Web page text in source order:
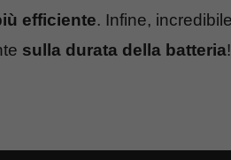
efficiente. Infine,
sulla durata della batteria!